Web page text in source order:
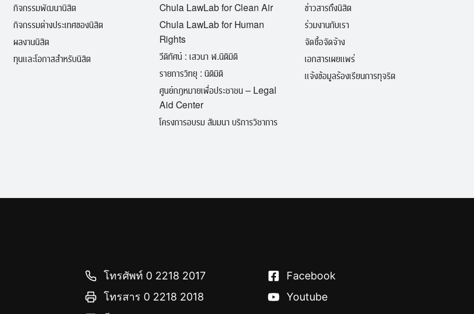
กิจกรรมพัฒนานิสิต
กิจกรรมต่างประเทศของนิสิต
ผลงานนิสิต
ทุนและโอกาสสำหรับนิสิต
Chula LawLab for Clean Air
Chula LawLab for Human
Rights
วีดิทัศน์ : เสวนา ฬ.นิติมิติ
รายการวิทยุ : นิติมิติ
ศูนย์กฎหมายเพื่อประชาชน – Legal
Aid Center
โครงการอบรม สัมมนา บริการวิชาการ
ข่าวสารถึงนิสิต
ร่วมงานกับเรา
จัดซื้อจัดจ้าง
เอกสารเผยแพร่
แจ้งข้อมูลร้องเรียนการทุจริต
โทรศัพท์ 0 2218 2017
โทรสาร 0 2218 2018
Facebook
Youtube